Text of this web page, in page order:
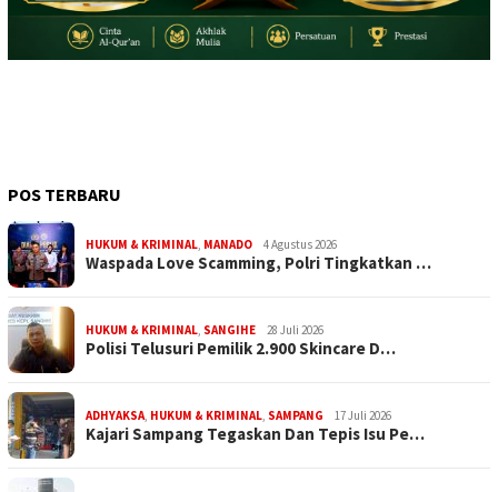
POS TERBARU
HUKUM & KRIMINAL, MANADO 4 Agustus 2026
Waspada Love Scamming, Polri Tingkatkan …
HUKUM & KRIMINAL, SANGIHE 28 Juli 2026
Polisi Telusuri Pemilik 2.900 Skincare D…
ADHYAKSA, HUKUM & KRIMINAL, SAMPANG 17 Juli 2026
Kajari Sampang Tegaskan Dan Tepis Isu Pe…